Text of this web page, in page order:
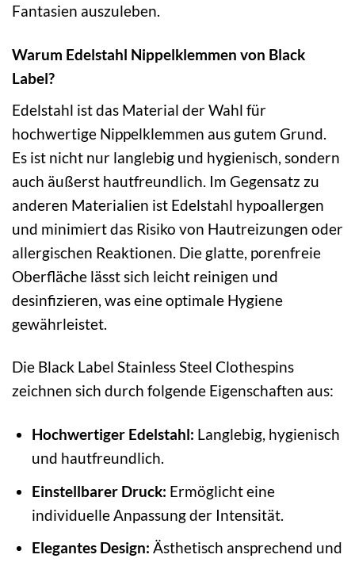
Fantasien auszuleben.
Warum Edelstahl Nippelklemmen von Black
Label?
Edelstahl ist das Material der Wahl für
hochwertige Nippelklemmen aus gutem Grund.
Es ist nicht nur langlebig und hygienisch, sondern
auch äußerst hautfreundlich. Im Gegensatz zu
anderen Materialien ist Edelstahl hypoallergen
und minimiert das Risiko von Hautreizungen oder
allergischen Reaktionen. Die glatte, porenfreie
Oberfläche lässt sich leicht reinigen und
desinfizieren, was eine optimale Hygiene
gewährleistet.
Die Black Label Stainless Steel Clothespins
zeichnen sich durch folgende Eigenschaften aus:
Hochwertiger Edelstahl: Langlebig, hygienisch
und hautfreundlich.
Einstellbarer Druck: Ermöglicht eine
individuelle Anpassung der Intensität.
Elegantes Design: Ästhetisch ansprechend und